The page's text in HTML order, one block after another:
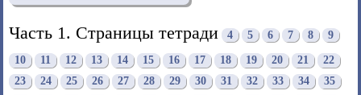
Часть 1. Страницы тетради 4 5 6 7 8 9
10 11 12 13 14 15 16 17 18 19 20 21
22
23
24 25 26 27 28 29 30 31 32 33 34
35